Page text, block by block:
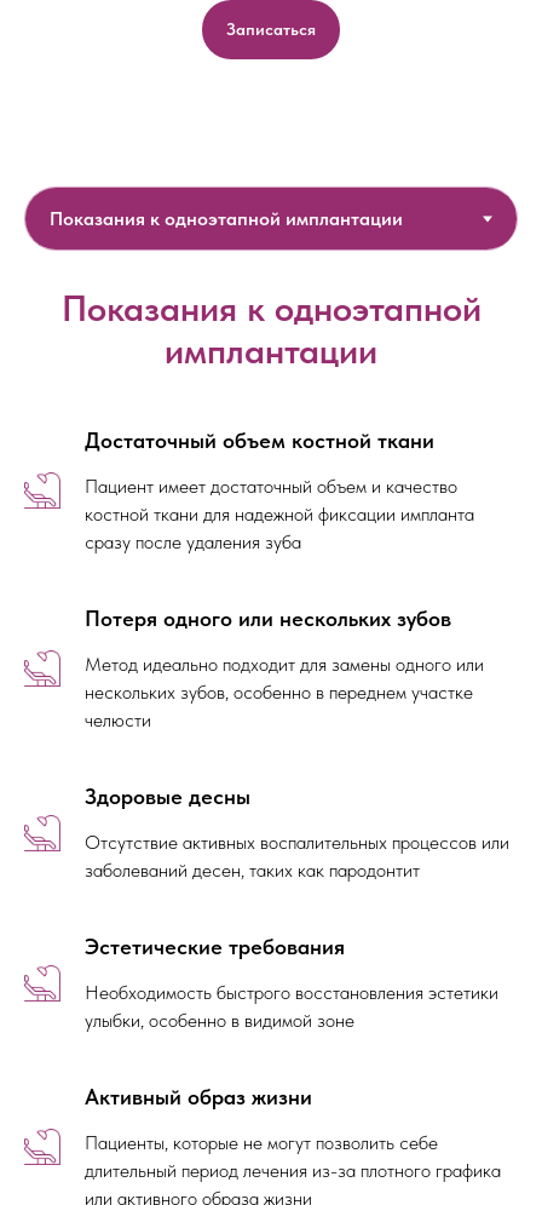
Записаться
Показания к одноэтапной
имплантации
Достаточный объем костной ткани
Пациент имеет достаточный объем и качество
костной ткани для надежной фиксации импланта
сразу после удаления зуба
Потеря одного или нескольких зубов
Метод идеально подходит для замены одного или
нескольких зубов, особенно в переднем участке
челюсти
Здоровые десны
Отсутствие активных воспалительных процессов или
заболеваний десен, таких как пародонтит
Эстетические требования
Необходимость быстрого восстановления эстетики
улыбки, особенно в видимой зоне
Активный образ жизни
Пациенты, которые не могут позволить себе
длительный период лечения из-за плотного графика
или активного образа жизни